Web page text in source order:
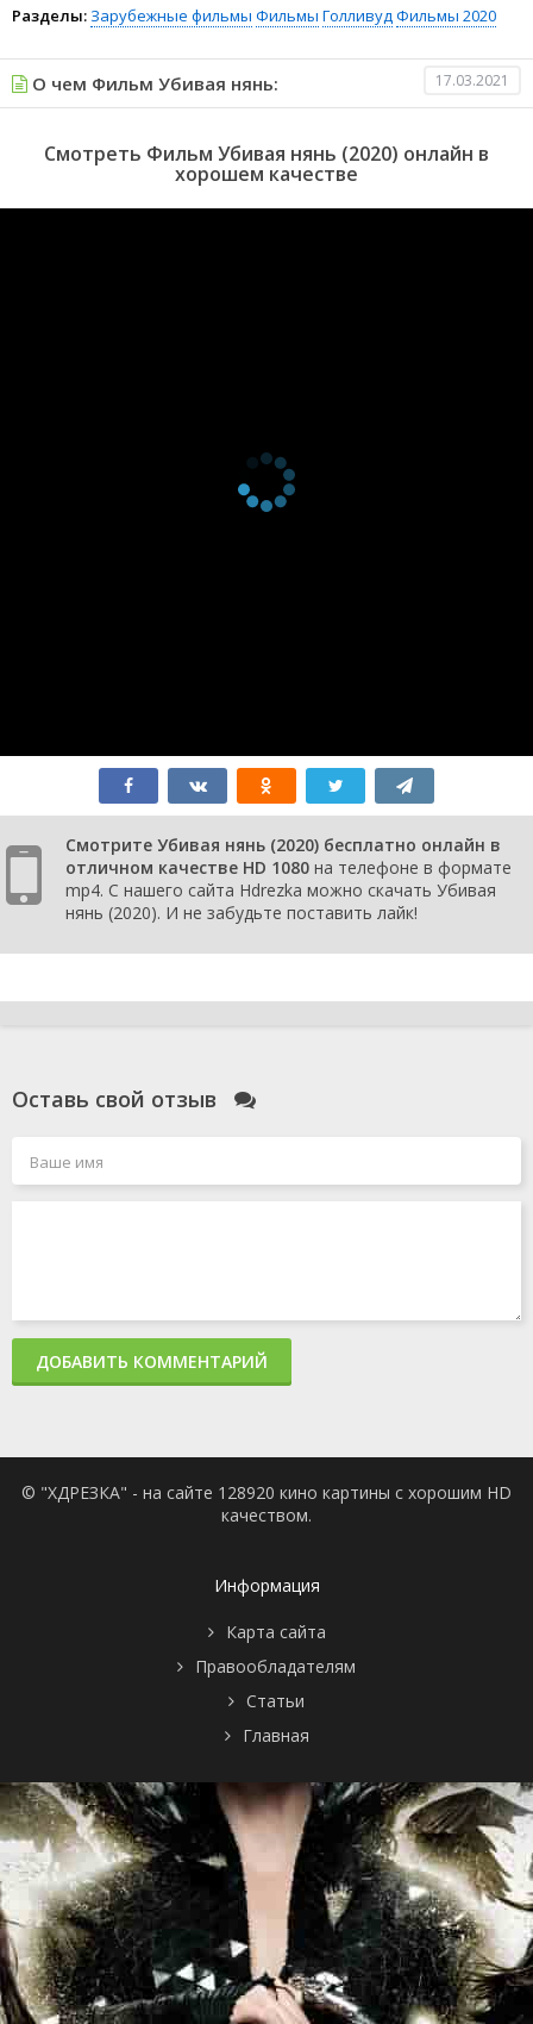
Разделы: Зарубежные фильмы Фильмы Голливуд Фильмы 2020
О чем Фильм Убивая нянь: 17.03.2021
Смотреть Фильм Убивая нянь (2020) онлайн в
хорошем качестве
Смотрите Убивая нянь (2020) бесплатно онлайн в
отличном качестве HD 1080 на телефоне в формате
mp4. С нашего сайта Hdrezka можно скачать Убивая
нянь (2020). И не забудьте поставить лайк!
Оставь свой отзыв
ДОБАВИТЬ КОММЕНТАРИЙ
© "ХДРЕЗКА" - на сайте 128920 кино картины с хорошим HD
качеством.
Информация
Карта сайта
Правообладателям
Статьи
Главная